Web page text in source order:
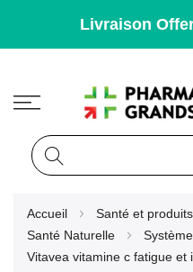
Livraison
Accueil
Santé et
Santé Naturelle
Vitavea vitamine c fatigue